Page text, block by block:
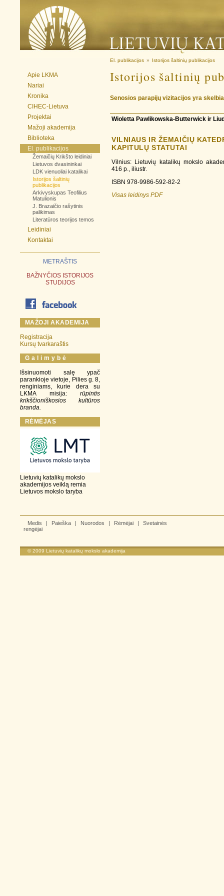
Apie LKMA
Nariai
Kronika
CIHEC-Lietuva
Projektai
Mažoji akademija
Biblioteka
El. publikacijos
Žemaičių Krikšto leidiniai
Lietuvos dvasininkai
LDK vienuoliai katalikai
Istorijos šaltinių
publikacijos
Arkivyskupas Teofilius
Matulionis
J. Brazaičio rašytinis
palikimas
Literatūros teorijos temos
Leidiniai
Kontaktai
METRAŠTIS
BAŽNYČIOS ISTORIJOS
STUDIJOS
MAŽOJI AKADEMIJA
Registracija
Kursų tvarkaraštis
G a l i m y b ė
Išsinuomoti salę ypač
parankioje vietoje, Pilies g. 8,
renginiams, kurie dera su
LKMA misija: rūpintis
krikščioniškosios kultūros
branda.
RĖMĖJAS
Lietuvių katalikų mokslo
akademijos veiklą remia
Lietuvos mokslo taryba
El. publikacijos » Istorijos šaltinių publikacijos
Istorijos šaltinių
Senosios parapijų vizitacijos yra
Wioletta Pawlikowska-Butterwick ir
VILNIAUS IR ŽEMAIČIŲ
KAPITULŲ STATUTAI
Vilnius: Lietuvių katalikų mokslo
416 p., iliustr.
ISBN 978-9986-592-82-2
Visas leidinys PDF
Medis | Paieška | Nuorodos | Rėmėjai |
Svetainės
rengėjai
© 2009 Lietuvių katalikų mokslo akademija